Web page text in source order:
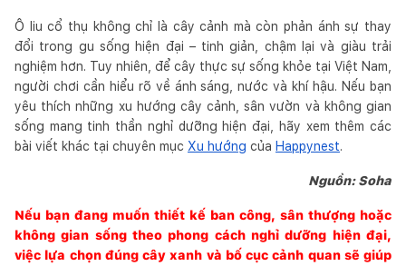
Ô liu cổ thụ không chỉ là cây cảnh mà còn phản ánh sự thay
đổi trong gu sống hiện đại – tinh giản, chậm lại và giàu trải
nghiệm hơn. Tuy nhiên, để cây thực sự sống khỏe tại Việt Nam,
người chơi cần hiểu rõ về ánh sáng, nước và khí hậu. Nếu bạn
yêu thích những xu hướng cây cảnh, sân vườn và không gian
sống mang tinh thần nghỉ dưỡng hiện đại, hãy xem thêm các
bài viết khác tại chuyên mục Xu hướng của Happynest.
Nguồn: Soha
Nếu bạn đang muốn thiết kế ban công, sân thượng hoặc
không gian sống theo phong cách nghỉ dưỡng hiện đại,
việc lựa chọn đúng cây xanh và bố cục cảnh quan sẽ giúp